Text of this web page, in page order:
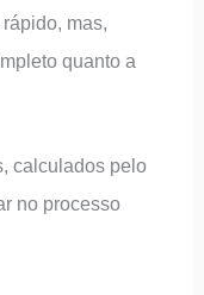
mas,
quanto a
calculados pelo
no processo